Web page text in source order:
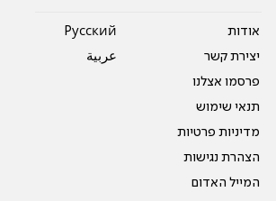
אודות
יצירת קשר
פרסמו אצלנו
תנאי שימוש
מדיניות פרטיות
הצהרת נגישות
המייל האדום
Pусский
عربية